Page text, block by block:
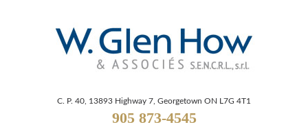
C. P. 40, 13893 Highway 7, Georgetown ON L7G 4T1
905 873-4545